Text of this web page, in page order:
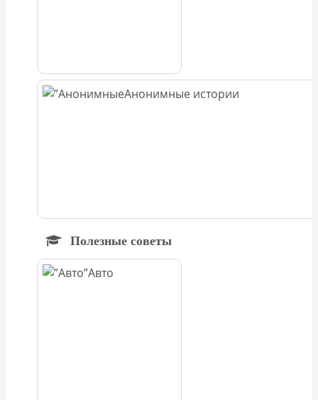
Анонимные истории
Полезные советы
Авто